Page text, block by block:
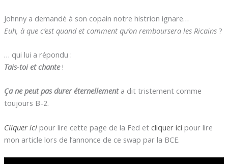
Johnny a demandé à son copain notre histrion ignare…
Euh, à que c’est quand et comment qu’on remboursera les Ricains ?
… qui lui a répondu :
Tais-toi et chante!
Ça ne peut pas durer éternellementa dit tristement comme
toujours B-2.
Cliquer icipour lire cette page de la Fed et cliquer ici pour lire
mon article lors de l’annonce de ce swap par la BCE.